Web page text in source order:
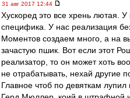
31 авг 2017 12:44
Хускоред это все хрень лютая. У
специфика. У нас реализация
Моментов создаем много, а на
зачастую пшик. Вот если этот
реализатор, то он может хоть
не отрабатывать, нехай другие
Главное чтоб по девяткам лупил